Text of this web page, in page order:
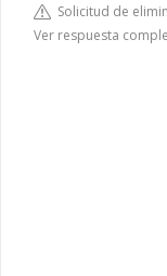
Solicitud de
Ver respuesta